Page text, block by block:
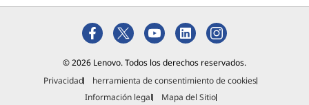
© 2026 Lenovo. Todos los derechos reservados.
Privacidad
herramienta de consentimiento de cookies
Información legal
Mapa del Sitio